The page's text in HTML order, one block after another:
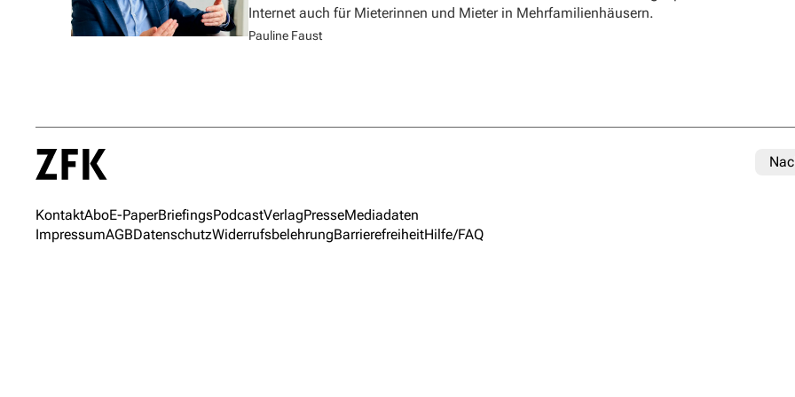
Internet auch für Mieterinnen und Mieter in Mehrfamilienhäusern.
Pauline Faust
KontaktAboE-PaperBriefingsPodcastVerlagPresseMediadaten
ImpressumAGBDatenschutzWiderrufsbelehrungBarrierefreiheitHilfe/FAQ